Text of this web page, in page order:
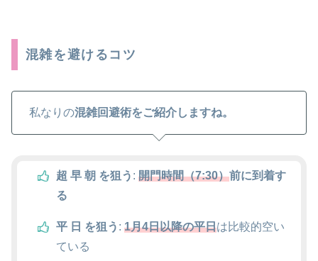
混雑を避けるコツ
私なりの混雑回避術をご紹介しますね。
超 早 朝 を狙う : 開門時間（7:30）前に到着す
る
平 日 を狙う : 1月4日以降の平日は比較的空い
ている